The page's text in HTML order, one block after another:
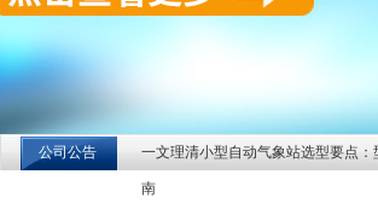
北京北拓仪器设备有限公司
公司公告 一文理清小型自动气象站选型要点
南